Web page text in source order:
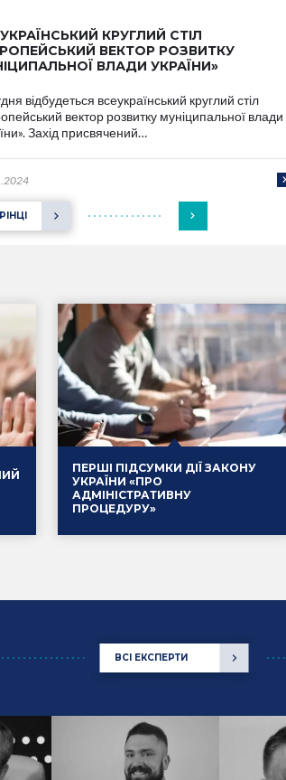
КРУГЛИЙ СТІЛ
ВЕКТОР РОЗВИТКУ
ВЛАДИ УКРАЇНИ»
відбудеться всеукраїнський круглий стіл
вектор розвитку муніципальної влади
Захід присвячений…
ПЕРШІ ПІДСУМКИ ДІЇ ЗАКОНУ
УКРАЇНИ «ПРО
АДМІНІСТРАТИВНУ
ПРОЦЕДУРУ»
14.01.2025 Події
ВСІ ЕКСПЕРТИ